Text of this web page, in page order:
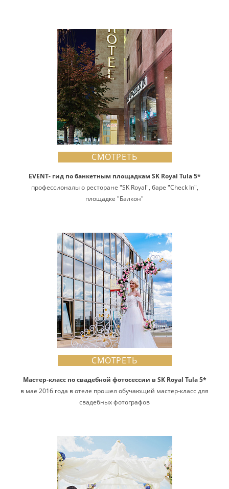
СМОТРЕТЬ
EVENT- гид по банкетным площадкам SK Royal Tula 5*
профессионалы о ресторане "SK Royal", баре "Check In",
площадке "Балкон"
СМОТРЕТЬ
Мастер-класс по свадебной фотосессии в SK Royal Tula 5*
в мае 2016 года в отеле прошел обучающий мастер-класс для
свадебных фотографов